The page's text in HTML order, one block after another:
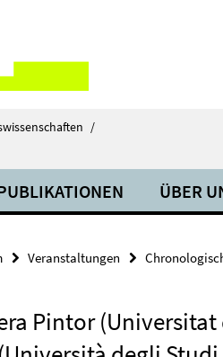
/
ÜBER
Veranstaltungen
Pintor (Universitat